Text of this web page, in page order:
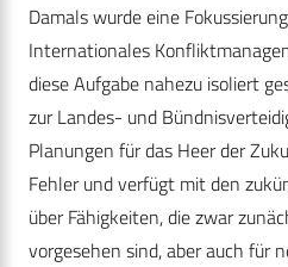
Damals wurde eine
Internationales
diese Aufgabe nahezu isoliert
zur Landes- und
Planungen für das Heer der
Fehler und verfügt mit den
über Fähigkeiten, die zwar
vorgesehen sind, aber auch für